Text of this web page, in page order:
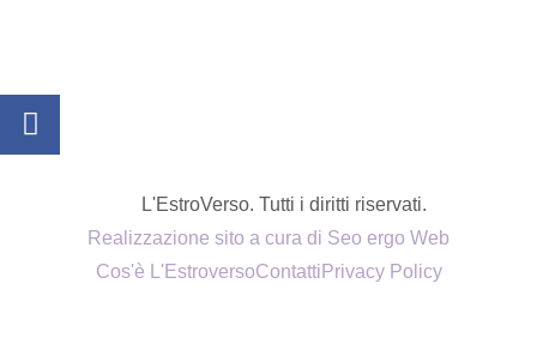
L'EstroVerso. Tutti i diritti riservati.
Realizzazione sito a cura di Seo ergo Web
Cos'è L'EstroversoContatti Privacy Policy